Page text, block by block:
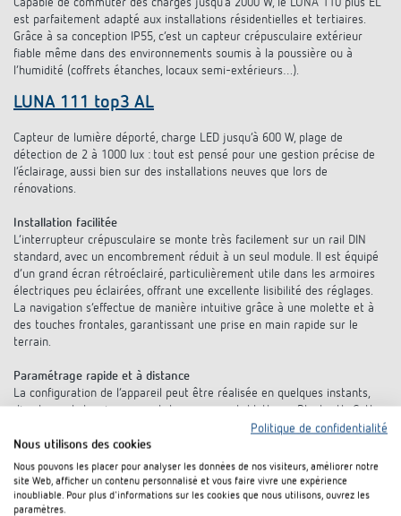
Capable de commuter des charges jusqu’à 2000 W, le LUNA 110 plus EL
est parfaitement adapté aux installations résidentielles et tertiaires.
Grâce à sa conception IP55, c’est un capteur crépusculaire extérieur
fiable même dans des environnements soumis à la poussière ou à
l’humidité (coffrets étanches, locaux semi-extérieurs…).
LUNA 111 top3 AL
Capteur de lumière déporté, charge LED jusqu’à 600 W, plage de
détection de 2 à 1000 lux : tout est pensé pour une gestion précise de
l’éclairage, aussi bien sur des installations neuves que lors de
rénovations.
Installation facilitée
L’interrupteur crépusculaire se monte très facilement sur un rail DIN
standard, avec un encombrement réduit à un seul module. Il est équipé
d’un grand écran rétroéclairé, particulièrement utile dans les armoires
électriques peu éclairées, offrant une excellente lisibilité des réglages.
La navigation s’effectue de manière intuitive grâce à une molette et à
des touches frontales, garantissant une prise en main rapide sur le
terrain.
Paramétrage rapide et à distance
La configuration de l’appareil peut être réalisée en quelques instants,
directement depuis un smartphone ou une tablette en Bluetooth. Cette
interface sans fil permet un paramétrage sans démontage, ni outil. Le
seuil de commutation en lux est ajustable avec précision, tandis que le
délai de commutation est réglable afin d’éviter les allumages
intempestifs liés aux variations brusques de lumière, comme les éclairs
ou les phares de véhicules.
Politique de confidentialité
Nous utilisons des cookies
Nous pouvons les placer pour analyser les données de nos visiteurs, améliorer notre
site Web, afficher un contenu personnalisé et vous faire vivre une expérience
inoubliable. Pour plus d'informations sur les cookies que nous utilisons, ouvrez les
paramètres.